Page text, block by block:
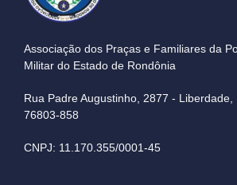
Associação dos Praças e Familiares da
Militar do Estado de Rondônia
Rua Padre Augustinho, 2877 - Liberdade,
76803-858
CNPJ: 11.170.355/0001-45